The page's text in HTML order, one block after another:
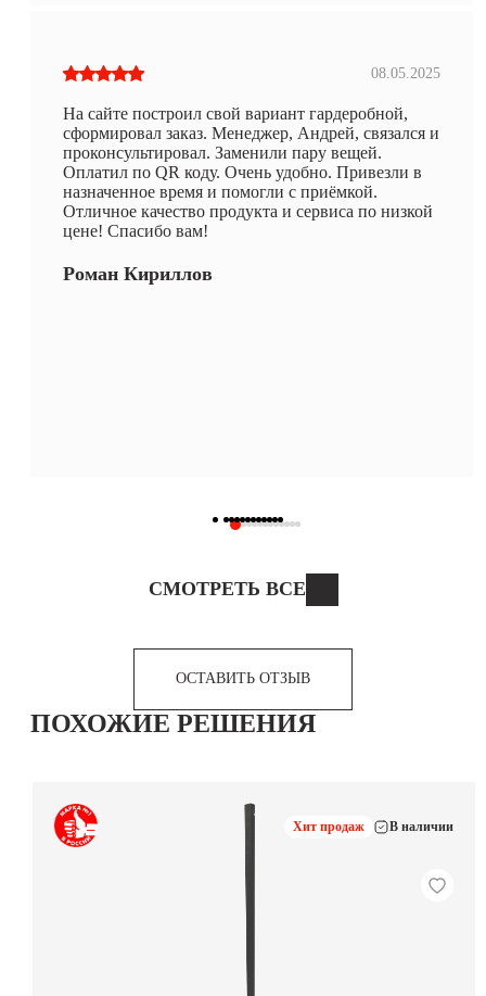
08.05.2025
На сайте построил свой вариант гардеробной,
сформировал заказ. Менеджер, Андрей, связался и
проконсультировал. Заменили пару вещей.
Оплатил по QR коду. Очень удобно. Привезли в
назначенное время и помогли с приёмкой.
Отличное качество продукта и сервиса по низкой
цене! Спасибо вам!
Роман Кириллов
СМОТРЕТЬ ВСЕ
ОСТАВИТЬ ОТЗЫВ
ПОХОЖИЕ РЕШЕНИЯ
Хит продаж В наличии